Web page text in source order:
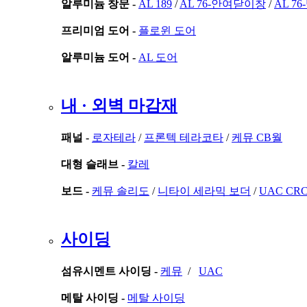
알루미늄 창문 - AL 189 /AL 76-안여닫이창 / AL
프리미엄 도어 - 플로윈 도어
알루미늄 도어 - AL 도어
내 · 외벽 마감재
패널 - 로자테라 / 프론텍 테라코타 / 케뮤 CB월
대형 슬래브 - 칼레
보드 - 케뮤 솔리도 / 니타이 세라믹 보더 /UAC
사이딩
섬유시멘트 사이딩 - 케뮤 / UAC
메탈 사이딩 - 메탈 사이딩